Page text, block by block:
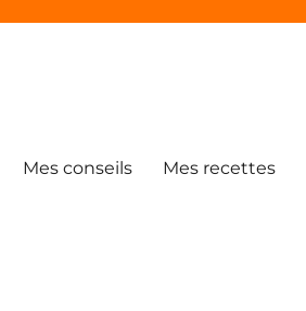
Mes conseils Mes recettes